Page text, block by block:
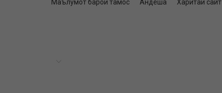
Маълумот барои тамос Андеша Харитаи сайт